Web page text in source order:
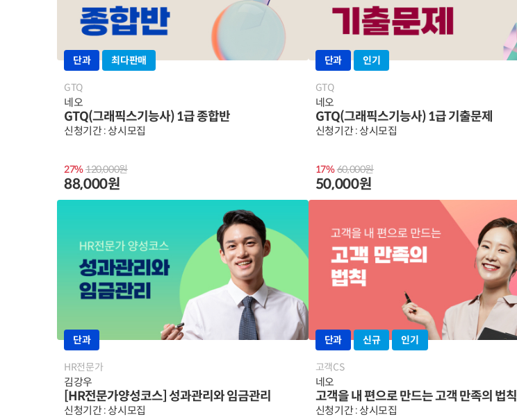
단과 최다판매
GTQ
네오
GTQ(그래픽스기능사) 1급 종합반
신청기간 : 상시모집
27%120,000원
88,000원
단과 인기
GTQ
네오
GTQ(그래픽스기능사) 1급 기출문제
신청기간 : 상시모집
17%60,000원
50,000원
단과
HR전문가
김강우
[HR전문가양성코스] 성과관리와 임금관리
신청기간 : 상시모집
단과 신규 인기
고객CS
네오
고객을 내 편으로 만드는 고객 만족의 법칙
신청기간 : 상시모집